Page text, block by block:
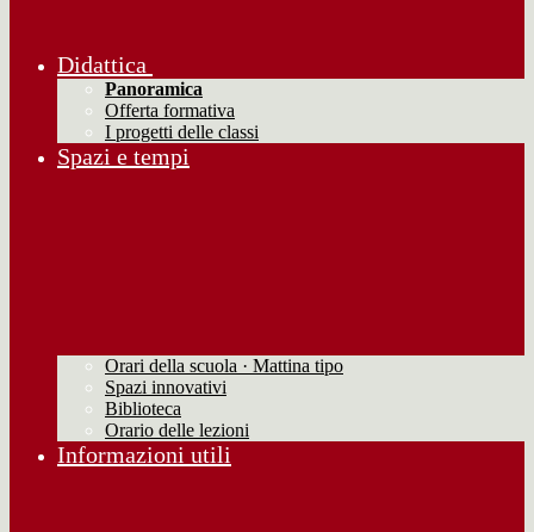
Didattica
Panoramica
Offerta formativa
I progetti delle classi
Spazi e tempi
Orari della scuola · Mattina tipo
Spazi innovativi
Biblioteca
Orario delle lezioni
Informazioni utili